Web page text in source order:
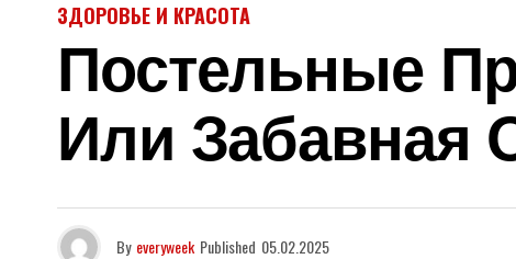
ЗДОРОВЬЕ И КРАСОТА
Постельные
Или Забавная
By everyweek Published 05.02.2025